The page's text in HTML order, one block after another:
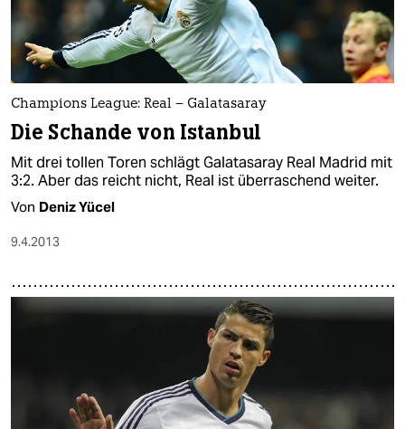
Champions League: Real – Galatasaray
Die Schande von Istanbul
Mit drei tollen Toren schlägt Galatasaray Real Madrid mit
3:2. Aber das reicht nicht, Real ist überraschend weiter.
Von Deniz Yücel
9.4.2013